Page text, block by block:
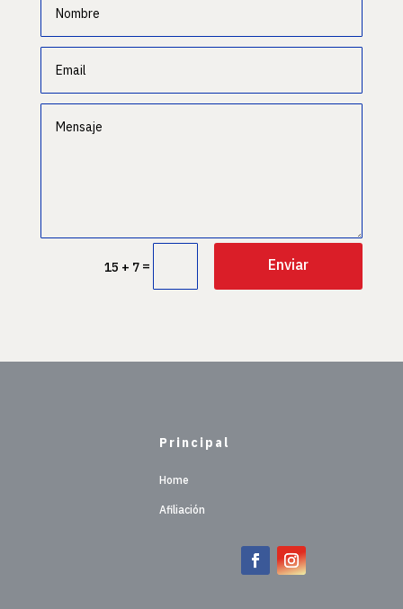
15 + 7 = Enviar
Principal
Home
Afiliación